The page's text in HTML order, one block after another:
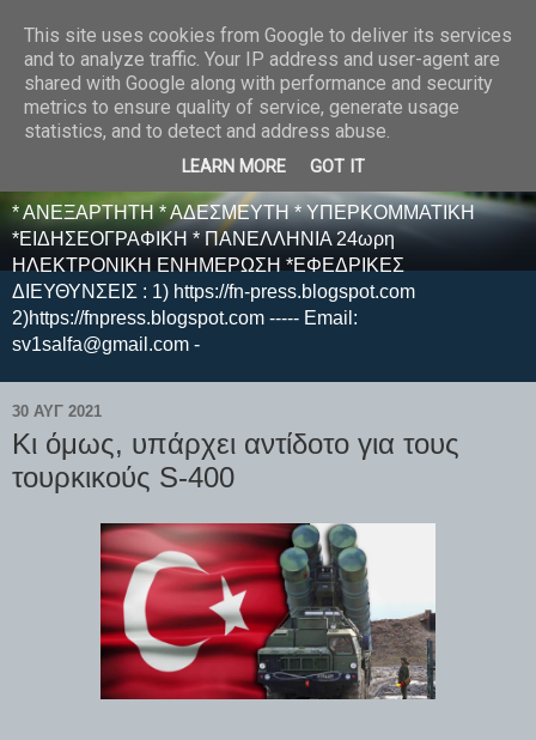
E F E N P R E S S -
ΗΛΕΚΤΡΟΝΙΚΗ
ΕΦΗΜΕΡΙΔΑ
* ΑΝΕΞΑΡΤΗΤΗ * ΑΔΕΣΜΕΥΤΗ * ΥΠΕΡΚΟΜΜΑΤΙΚΗ
*ΕΙΔΗΣΕΟΓΡΑΦΙΚΗ * ΠΑΝΕΛΛΗΝΙΑ 24ωρη
ΗΛΕΚΤΡΟΝΙΚΗ ΕΝΗΜΕΡΩΣΗ *ΕΦΕΔΡΙΚΕΣ
ΔΙΕΥΘΥΝΣΕΙΣ : 1) https://fn-press.blogspot.com
2)https://fnpress.blogspot.com ----- Email:
sv1salfa@gmail.com -
30 ΑΥΓ 2021
Κι όμως, υπάρχει αντίδοτο για τους
τουρκικούς S-400
This site uses cookies from Google to deliver its services
and to analyze traffic. Your IP address and user-agent are
shared with Google along with performance and security
metrics to ensure quality of service, generate usage
statistics, and to detect and address abuse.
LEARN MORE GOT IT